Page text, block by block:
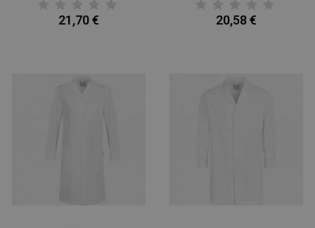
21,70 € 20,58 €